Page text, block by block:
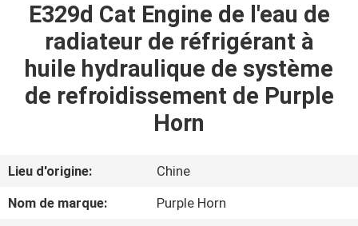
PRODUITS
DE
NOUS
E329d Cat Engine de l'eau de
radiateur de réfrigérant à
huile hydraulique de système
de refroidissement de Purple
Horn
Lieu d'origine:
Chine
Nom de marque:
Purple Horn